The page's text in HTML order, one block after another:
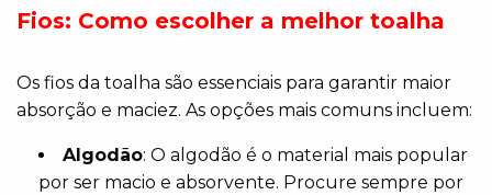
Fios: Como escolher a melhor toalha
Os fios da toalha são essenciais para garantir maior
absorção e maciez. As opções mais comuns incluem:
Algodão: O algodão é o material mais popular
por ser macio e absorvente. Procure sempre por